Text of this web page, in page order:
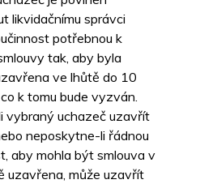
likvidačnímu správci
potřebnou k
tak, aby byla
ve lhůtě do 10
k tomu bude vyzván.
vybraný uchazeč uzavřít
neposkytne-li řádnou
aby mohla být smlouva v
uzavřena, může uzavřít